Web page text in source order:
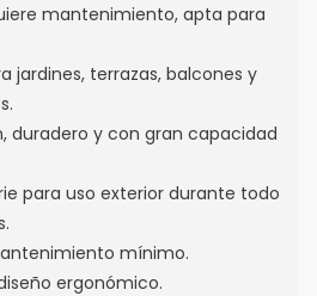
mantenimiento, apta para
jardines, terrazas, balcones y
duradero y con gran capacidad
para uso exterior durante todo
mínimo.
ergonómico.